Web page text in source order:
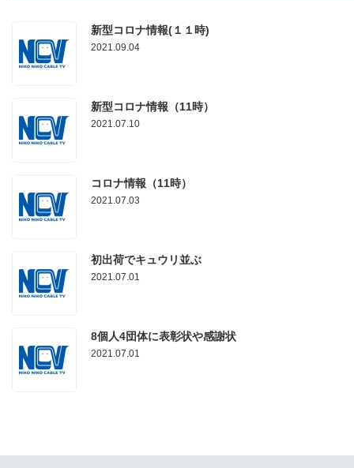
新型コロナ情報(１１時)
2021.09.04
新型コロナ情報（11時）
2021.07.10
コロナ情報（11時）
2021.07.03
初出荷でキュウリ並ぶ
2021.07.01
8個人4団体に表彰状や感謝状
2021.07.01